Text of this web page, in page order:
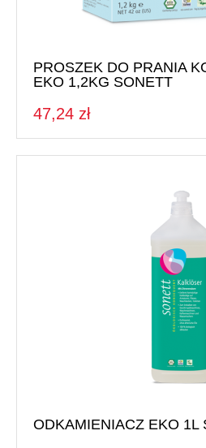
PROSZEK DO PRANIA
EKO 1,2KG SONETT
47,24 zł
ODKAMIENIACZ EKO 1L